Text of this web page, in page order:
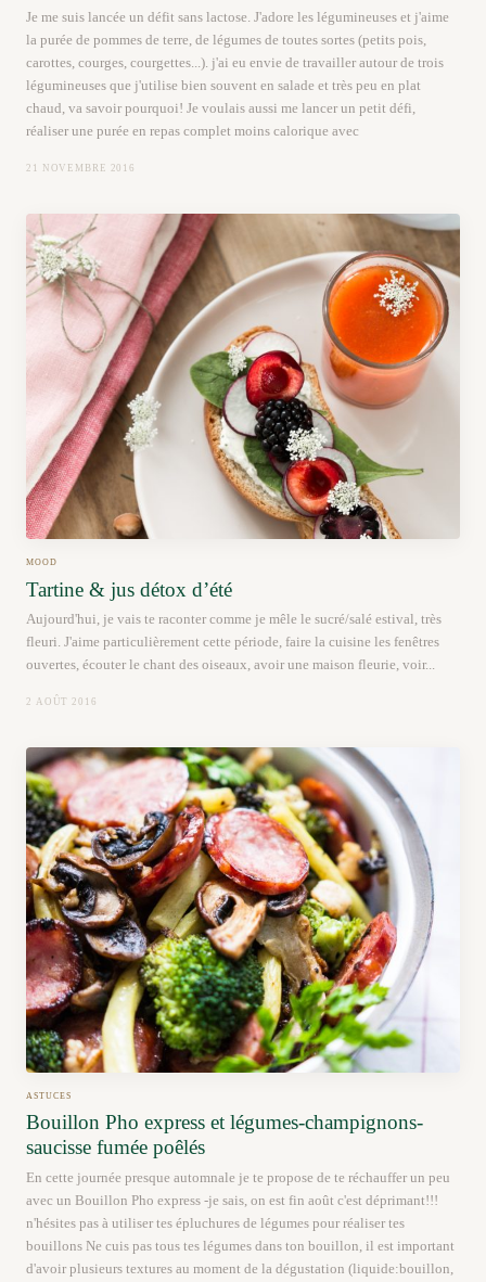
Je me suis lancée un défit sans lactose. J'adore les légumineuses et j'aime
la purée de pommes de terre, de légumes de toutes sortes (petits pois,
carottes, courges, courgettes...). j'ai eu envie de travailler autour de trois
légumineuses que j'utilise bien souvent en salade et très peu en plat
chaud, va savoir pourquoi! Je voulais aussi me lancer un petit défi,
réaliser une purée en repas complet moins calorique avec
21 NOVEMBRE 2016
MOOD
Tartine & jus détox d’été
Aujourd'hui, je vais te raconter comme je mêle le sucré/salé estival, très
fleuri. J'aime particulièrement cette période, faire la cuisine les fenêtres
ouvertes, écouter le chant des oiseaux, avoir une maison fleurie, voir...
2 AOÛT 2016
ASTUCES
Bouillon Pho express et légumes-champignons-
saucisse fumée poêlés
En cette journée presque automnale je te propose de te réchauffer un peu
avec un Bouillon Pho express -je sais, on est fin août c'est déprimant!!!
n'hésites pas à utiliser tes épluchures de légumes pour réaliser tes
bouillons Ne cuis pas tous tes légumes dans ton bouillon, il est important
d'avoir plusieurs textures au moment de la dégustation (liquide:bouillon,